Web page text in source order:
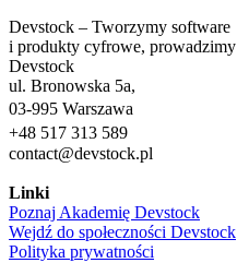
Devstock – Tworzymy software
i produkty cyfrowe,
Devstock
ul. Bronowska 5a,
03-995 Warszawa
+48 517 313 589
contact@devstock.pl
Linki
Poznaj Akademię Devstock
Wejdź do społeczności Devstock
Polityka prywatności